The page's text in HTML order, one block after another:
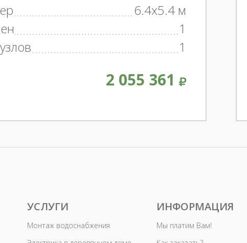
6.4x5.4 м
1
1
2 055 361
УСЛУГИ
Монтаж водоснабжения
ИНФОРМАЦИЯ
Мы платим Вам!